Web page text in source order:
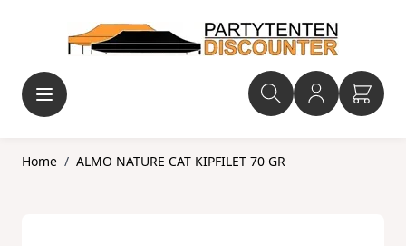
Home / ALMO NATURE CAT KIPFILET 70 GR